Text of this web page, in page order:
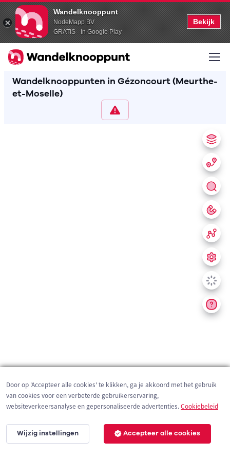
Wandelknooppunt
NodeMapp BV
GRATIS - In Google Play
Bekijk
Wandelknooppunten in Gézoncourt (Meurthe-
et-Moselle)
200 m
Door op 'Accepteer alle cookies' te klikken, ga je akkoord met het gebruik
van cookies voor een verbeterde gebruikerservaring,
websiteverkeersanalyse en gepersonaliseerde advertenties.Cookiebeleid
Wijzig instellingen Accepteer alle cookies